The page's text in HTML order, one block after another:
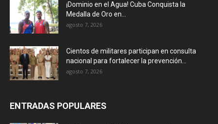
¡Dominio en el Agua! Cuba Conquista la
Medalla de Oro en...
agosto 7, 2026
Cientos de militares participan en consulta
nacional para fortalecer la prevención...
agosto 7, 2026
ENTRADAS POPULARES